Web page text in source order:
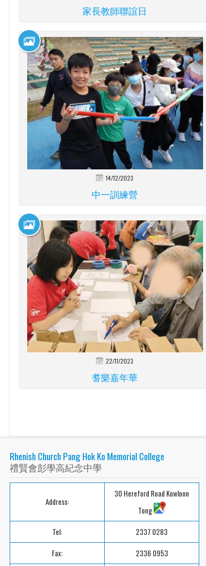
家長教師聯誼日
14/12/2023
中一訓練營
22/11/2023
耆樂嘉年華
Rhenish Church Pang Hok Ko Memorial College
禮賢會彭學高紀念中學
Address:
30 Hereford Road Kowloon
Tong
Tel:
2337 0283
Fax:
2336 0953